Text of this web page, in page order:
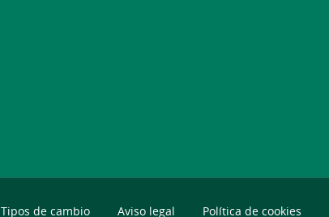
Tipos de cambio Aviso legal Política de cookies